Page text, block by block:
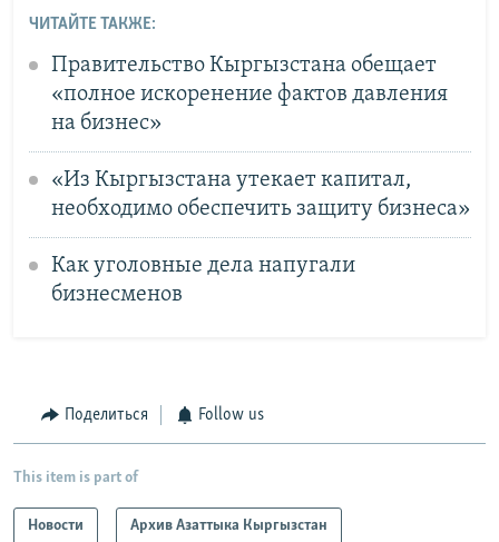
ЧИТАЙТЕ ТАКЖЕ:
Правительство Кыргызстана обещает
«полное искоренение фактов давления
на бизнес»
«Из Кыргызстана утекает капитал,
необходимо обеспечить защиту бизнеса»
Как уголовные дела напугали
бизнесменов
Поделиться Follow us
This item is part of
Новости Архив Азаттыка Кыргызстан